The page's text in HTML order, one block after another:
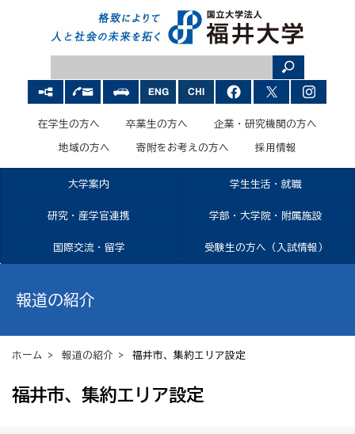
在学生の方へ 卒業生の方へ 企業・研究機関の方へ
地域の方へ 寄附をお考えの方へ 採用情報
大学案内 学生生活・就職
研究・産学官連携 学部・大学院・附属施設
国際交流・留学 受験生の方へ（入試情報）
報道の紹介
ホーム > 報道の紹介 > 福井市、集約エリア設定
福井市、集約エリア設定